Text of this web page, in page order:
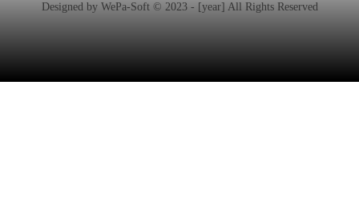
Designed by WePa-Soft © 2023 - [year] All Rights Reserved